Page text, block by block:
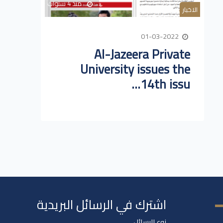
الاخبار منذ 4 سنوات
Al-Jazeera Private
University issues the
14th issu...
اشترك في الرسائل البريدية